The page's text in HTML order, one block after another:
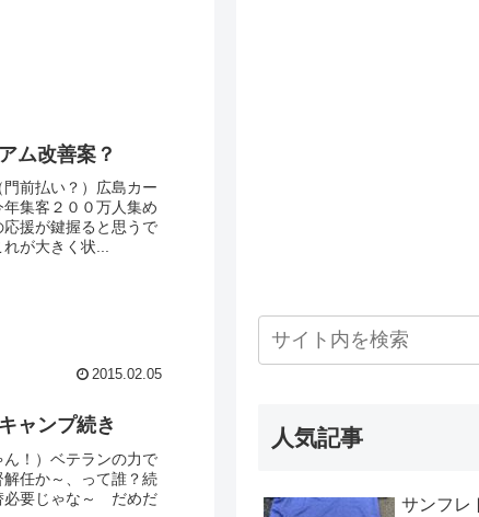
ム改善案？
前払い？）広島カー
集客２００万人集め
援が鍵握ると思うで
が大きく状...
2015.02.05
ャンプ続き
！）ベテランの力で
任か～、って誰？続
必要じゃな～ だめだ
人気記事
サンフレ